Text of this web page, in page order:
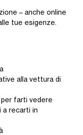
– anche online
tue esigenze.
alla vettura di
farti vedere
a recarti in